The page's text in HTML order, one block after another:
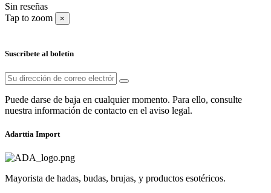
Sin reseñas
Tap to zoom
×
Suscríbete al boletín
Puede darse de baja en cualquier momento. Para ello, consulte
nuestra información de contacto en el aviso legal.
Adarttia Import
Mayorista de hadas, budas, brujas, y productos esotéricos.